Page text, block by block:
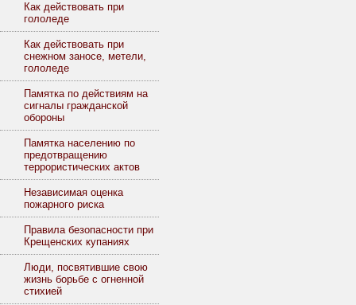
Как действовать при
гололеде
Как действовать при
снежном заносе, метели,
гололеде
Памятка по действиям на
сигналы гражданской
обороны
Памятка населению по
предотвращению
террористических актов
Независимая оценка
пожарного риска
Правила безопасности при
Крещенских купаниях
Люди, посвятившие свою
жизнь борьбе с огненной
стихией